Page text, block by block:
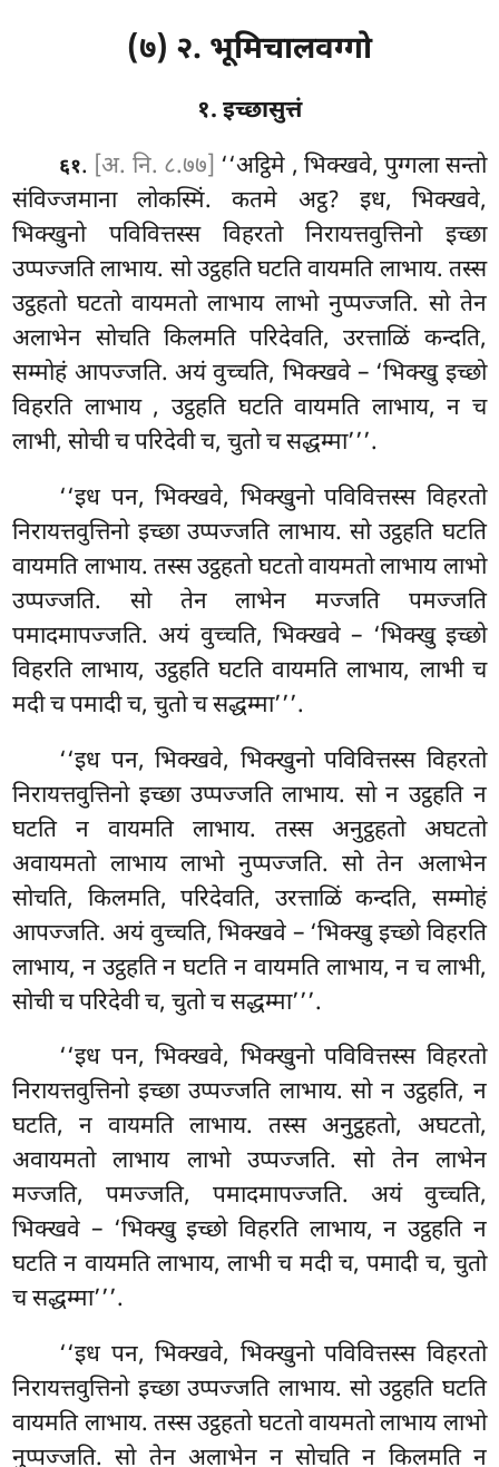
(७) २. भूमिचालवग्गो
१. इच्छासुत्तं
६१. [अ. नि. ८.७७] ‘‘अट्ठिमे , भिक्खवे, पुग्गला सन्तो
संविज्जमाना लोकस्मिं. कतमे अट्ठ? इध, भिक्खवे,
भिक्खुनो पविवित्तस्स विहरतो निरायत्तवुत्तिनो इच्छा
उप्पज्जति लाभाय. सो उट्ठहति घटति वायमति लाभाय. तस्स
उट्ठहतो घटतो वायमतो लाभाय लाभो नुप्पज्जति. सो तेन
अलाभेन सोचति किलमति परिदेवति, उरत्ताळिं कन्दति,
सम्मोहं आपज्जति. अयं वुच्चति, भिक्खवे – ‘भिक्खु इच्छो
विहरति लाभाय , उट्ठहति घटति वायमति लाभाय, न च
लाभी, सोची च परिदेवी च, चुतो च सद्धम्मा’’’.
‘‘इध पन, भिक्खवे, भिक्खुनो पविवित्तस्स विहरतो
निरायत्तवुत्तिनो इच्छा उप्पज्जति लाभाय. सो उट्ठहति घटति
वायमति लाभाय. तस्स उट्ठहतो घटतो वायमतो लाभाय लाभो
उप्पज्जति. सो तेन लाभेन मज्जति पमज्जति
पमादमापज्जति. अयं वुच्चति, भिक्खवे – ‘भिक्खु इच्छो
विहरति लाभाय, उट्ठहति घटति वायमति लाभाय, लाभी च
मदी च पमादी च, चुतो च सद्धम्मा’’’.
‘‘इध पन, भिक्खवे, भिक्खुनो पविवित्तस्स विहरतो
निरायत्तवुत्तिनो इच्छा उप्पज्जति लाभाय. सो न उट्ठहति न
घटति न वायमति लाभाय. तस्स अनुट्ठहतो अघटतो
अवायमतो लाभाय लाभो नुप्पज्जति. सो तेन अलाभेन
सोचति, किलमति, परिदेवति, उरत्ताळिं कन्दति, सम्मोहं
आपज्जति. अयं वुच्चति, भिक्खवे – ‘भिक्खु इच्छो विहरति
लाभाय, न उट्ठहति न घटति न वायमति लाभाय, न च लाभी,
सोची च परिदेवी च, चुतो च सद्धम्मा’’’.
‘‘इध पन, भिक्खवे, भिक्खुनो पविवित्तस्स विहरतो
निरायत्तवुत्तिनो इच्छा उप्पज्जति लाभाय. सो न उट्ठहति, न
घटति, न वायमति लाभाय. तस्स अनुट्ठहतो, अघटतो,
अवायमतो लाभाय लाभो उप्पज्जति. सो तेन लाभेन
मज्जति, पमज्जति, पमादमापज्जति. अयं वुच्चति,
भिक्खवे – ‘भिक्खु इच्छो विहरति लाभाय, न उट्ठहति न
घटति न वायमति लाभाय, लाभी च मदी च, पमादी च, चुतो
च सद्धम्मा’’’.
‘‘इध पन, भिक्खवे, भिक्खुनो पविवित्तस्स विहरतो
निरायत्तवुत्तिनो इच्छा उप्पज्जति लाभाय. सो उट्ठहति घटति
वायमति लाभाय. तस्स उट्ठहतो घटतो वायमतोलाभाय लाभो
नुप्पज्जति. सो तेन अलाभेन न सोचति न किलमति न